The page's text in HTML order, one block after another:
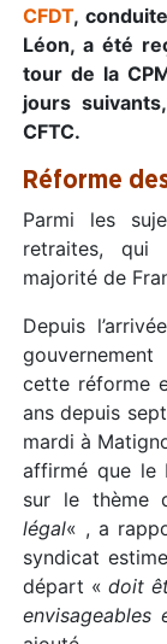
CFDT,
Léon, a été
tour de la
jours
CFTC.
Réforme
Parmi les
retraites, qui
majorité de
Depuis
cette réforme
ans depuis
mardi à
affirmé que le
sur le thème
légal« , a
syndicat
départ « doit
envisageables